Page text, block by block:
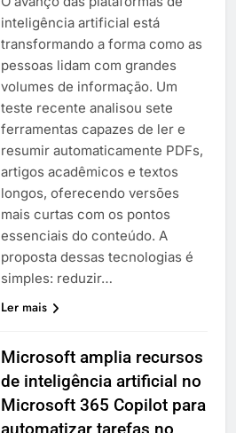
inteligência artificial está
transformando a forma como as
pessoas lidam com grandes
volumes de informação. Um
teste recente analisou sete
ferramentas capazes de ler e
resumir automaticamente PDFs,
artigos acadêmicos e textos
longos, oferecendo versões
mais curtas com os pontos
essenciais do conteúdo. A
proposta dessas tecnologias é
simples: reduzir…
Ler mais
Microsoft amplia recursos
de inteligência artificial no
Microsoft 365 Copilot para